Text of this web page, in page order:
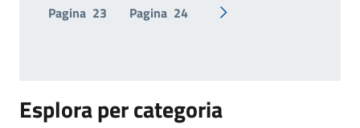
Pagina 23 Pagina 24 Pagina successiva
Esplora per categoria